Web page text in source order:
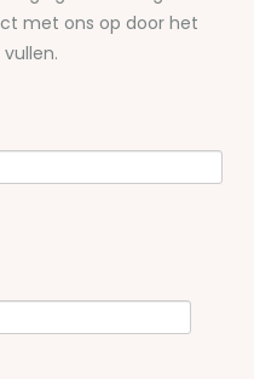
met ons op door het